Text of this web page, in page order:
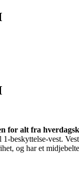
for alt fra
beskyttelse-vest.
og har et